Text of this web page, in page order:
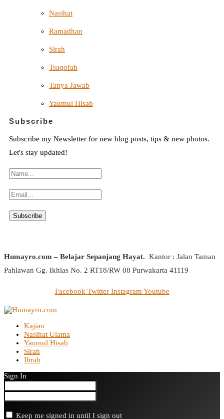
Nasihat
Ramadhan
Sirah
Tsaqofah
Tanya Jawab
Yaumul Hisab
Subscribe
Subscribe my Newsletter for new blog posts, tips & new photos.
Let's stay updated!
Humayro.com – Belajar Sepanjang Hayat. Kantor : Jalan Taman
Pahlawan Gg. Ikhlas No. 2 RT18/RW 08 Purwakarta 41119
Facebook Twitter Instagram Youtube
Kajian
Nasihat Ulama
Yaumul Hisab
Sirah
Ibrah
Sign In
Keep me signed in until I sign out